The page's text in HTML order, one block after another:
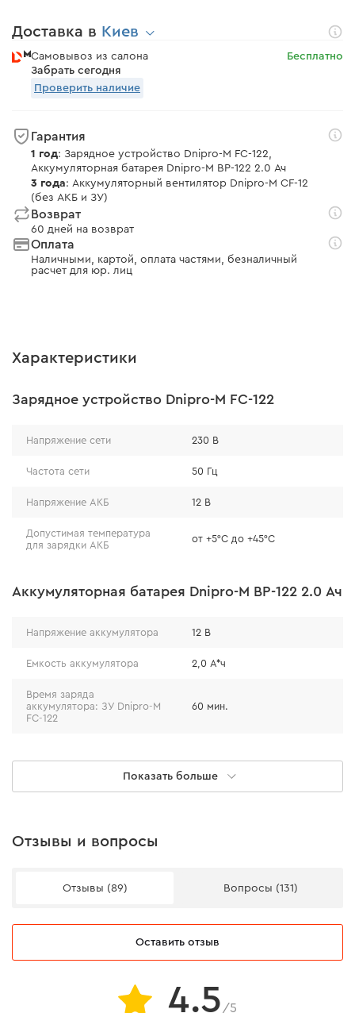
Доставка в Киев
Самовывоз из салона
Забрать сегодня
Бесплатно
Проверить наличие
Гарантия
1 год: Зарядное устройство Dnipro-M FC-122,
Аккумуляторная батарея Dnipro-M BP-122 2.0 Ач
3 года: Аккумуляторный вентилятор Dnipro-M CF-12
(без АКБ и ЗУ)
Возврат
60 дней на возврат
Оплата
Наличными, картой, оплата частями, безналичный
расчет для юр. лиц
Характеристики
Зарядное устройство Dnipro-M FC-122
Напряжение сети 230 В
Частота сети 50 Гц
Напряжение АКБ 12 В
Допустимая температура
для зарядки АКБ
от +5°С до +45°С
Аккумуляторная батарея Dnipro-M BP-122 2.0 Ач
Напряжение аккумулятора 12 В
Емкость аккумулятора 2,0 А*ч
Время заряда
аккумулятора: ЗУ Dnipro-M
FC-122
60 мин.
BP-122
Индикатор заряда батареи
Защита от переразряда есть
Показать больше
Отзывы и вопросы
Отзывы (89) Вопросы (131)
Оставить отзыв
4.5 /5